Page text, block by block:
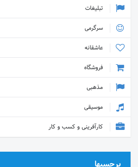
تبلیغات
سرگرمی
عاشقانه
فروشگاه
مذهبی
موسیقی
کارآفرینی و کسب و کار
برچسبها